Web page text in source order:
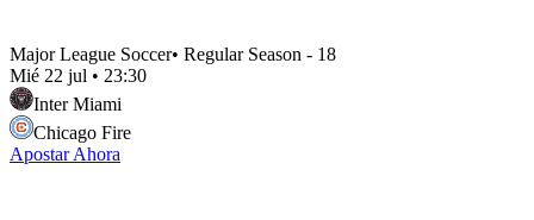
Major League Soccer• Regular Season - 18
Mié 22 jul • 23:30
Inter Miami
Chicago Fire
Apostar Ahora